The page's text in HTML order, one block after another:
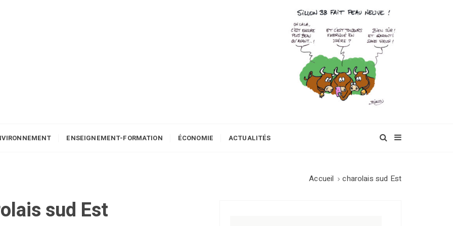
ENSEIGNEMENT-FORMATION ÉCONOMIE ACTUALITÉS
Accueil charolais sud Est
sud Est